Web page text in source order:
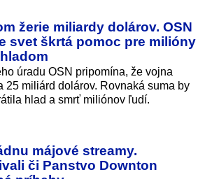
žerie miliardy dolárov. OSN
svet škrtá pomoc pre milióny
úradu OSN pripomína, že vojna
25 miliárd dolárov. Rovnaká suma by
hlad a smrť miliónov ľudí.
májové streamy.
či Panstvo Downton